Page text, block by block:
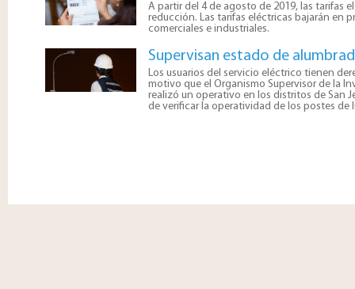
A partir del 4 de agosto de 2019, las tarifas
reducción. Las tarifas eléctricas bajarán en
comerciales e industriales.
Supervisan estado de
​Los usuarios del servicio eléctrico tienen
motivo que el Organismo Supervisor de la
realizó un operativo en los distritos de San
de verificar la operatividad de los postes de